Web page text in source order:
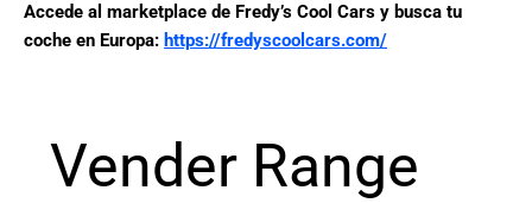
Accede al marketplace de Fredy’s Cool Cars y busca tu
coche en Europa: https://fredyscoolcars.com/
Vender Range